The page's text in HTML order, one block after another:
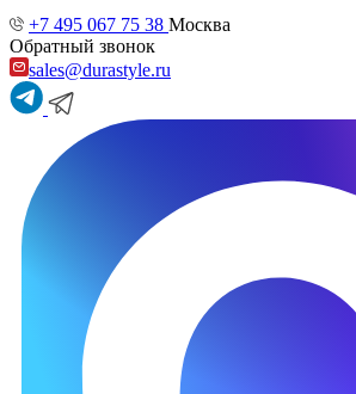
+7 495 067 75 38 Москва
Обратный звонок
sales@durastyle.ru